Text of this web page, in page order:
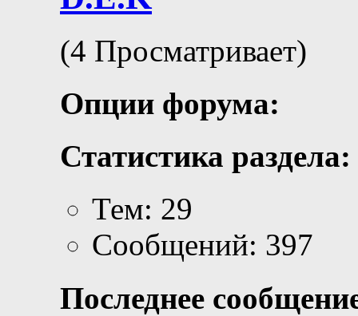
(4 Просматривает)
Опции форума:
Статистика раздела:
Тем: 29
Сообщений: 397
Последнее